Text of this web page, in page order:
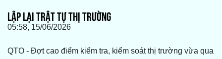
LẬP LẠI TRẬT TỰ THỊ TRƯỜNG
05:58, 15/06/2026
QTO - Đợt cao điểm kiểm tra, kiểm soát thị trường vừa qua